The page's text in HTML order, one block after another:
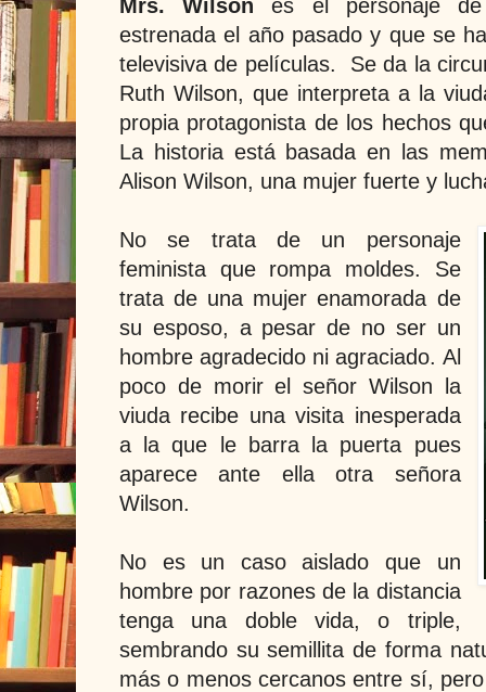
Mrs. Wilsones el personaje
estrenada el año pasado y que se
televisiva de películas.
Se da la
Ruth Wilson, que interpreta a la
propia protagonista de los hechos
La historia está basada en las
Alison Wilson, una mujer fuerte y
No se trata de un personaje
feminista que rompa moldes. Se
trata de una mujer enamorada de
su esposo, a pesar de no ser un
hombre agradecido ni agraciado. Al
poco de morir el señor Wilson la
viuda recibe una visita inesperada
a la que le barra la puerta pues
aparece ante ella otra señora
Wilson.
No es un caso aislado que un
hombre por razones de la distancia
tenga una doble vida, o triple,
sembrando su semillita de forma
más o menos cercanos entre sí,